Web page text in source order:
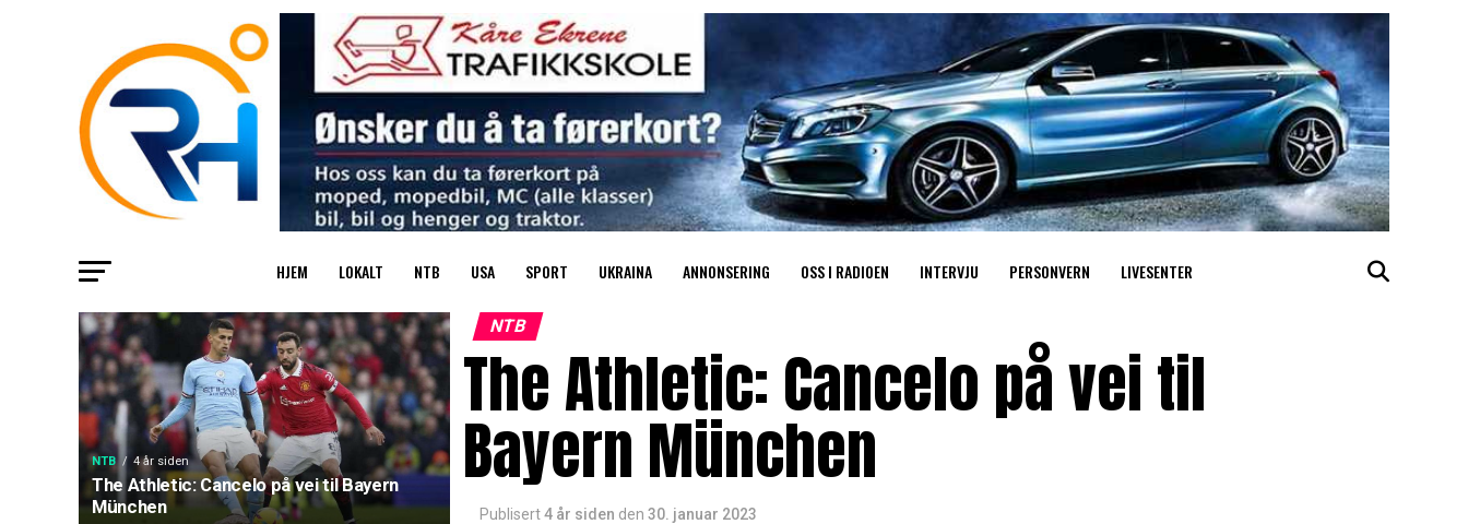
HJEM LOKALT NTB USA SPORT UKRAINA ANNONSERING OSS I RADIOEN INTERVJU PERSONVERN LIVESENTER
NTB 4 år siden
The Athletic: Cancelo på vei til Bayern
München
NTB
The Athletic: Cancelo på vei til
Bayern München
Publisert4 år siden den 30. januar 2023